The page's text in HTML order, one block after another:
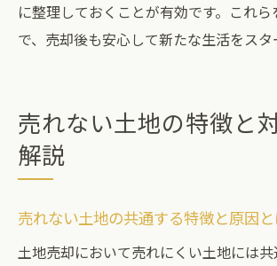
に整理しておくことが有効です。これら
で、売却後も安心して新たな生活をスタ
売れない土地の特徴と
解説
売れない土地の共通する特徴と原因
土地売却において売れにくい土地には